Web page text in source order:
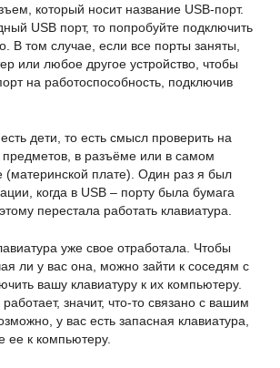
который носит название USB-порт.
USB порт, то попробуйте подключить
В том случае, если все порты заняты,
или любое другое устройство, чтобы
на работоспособность, подключив
дети, то есть смысл проверить на
в разъёме или в самом
(материнской плате). Один раз я был
когда в USB – порту была бумага
перестала работать клавиатура.
уже свое отработала. Чтобы
ли у вас она, можно зайти к соседям с
вашу клавиатуру к их компьютеру.
значит, что-то связано с вашим
у вас есть запасная клавиатура,
ее к компьютеру.